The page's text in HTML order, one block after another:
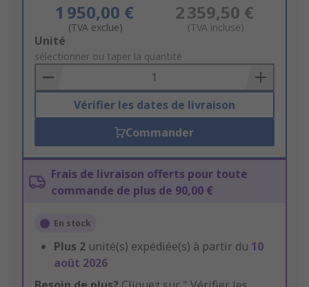
1 950,00 €
(TVA exclue)
2 359,50 €
(TVA incluse)
Add
to
Basket
Unité
sélectionner ou taper la quantité
Vérifier les dates de livraison
Commander
Frais de livraison offerts pour toute
commande de plus de 90,00 €
En stock
Plus 2 unité(s) expédiée(s) à partir du 10
août 2026